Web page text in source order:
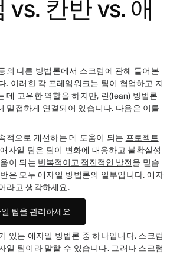
vs. 칸반 vs. 애
의 다른 방법론에서 스크럼에 관해 들어본
. 이러한 각 프레임워크는 팀이 협업하고 지
데 고유한 역할을 하지만, 린(lean) 방법론
밀접하게 연결되어 있습니다. 다음은 이를
적으로 개선하는 데 도움이 되는 프로젝트
자일 팀은 팀이 변화에 대응하고 불확실성
이 되는 반복적이고 점진적인 발전을 믿습
은 모두 애자일 방법론의 일부입니다. 애자
라고 생각하세요.
팀을 관리하세요
있는 애자일 방법론 중 하나입니다. 스크럼
일 팀이라 말할 수 있습니다. 그러나 스크럼